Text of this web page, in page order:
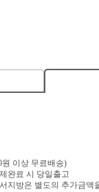
원 이상 무료배송)
완료 시 당일출고
지방은 별도의 추가금액